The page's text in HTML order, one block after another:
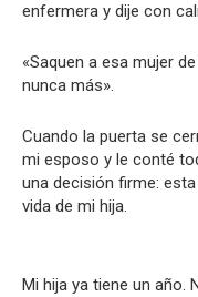
enfermera y dije con
«Saquen a esa mujer
nunca más».
Cuando la puerta se
mi esposo y le conté
una decisión firme:
vida de mi hija.
Mi hija ya tiene un año.